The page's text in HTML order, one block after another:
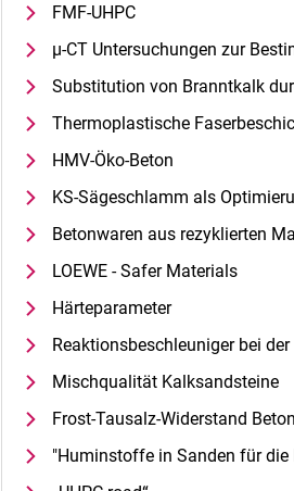
FMF-UHPC
µ-CT Untersuchungen zur
Substitution von Branntkalk
Thermoplastische
HMV-Öko-Beton
KS-Sägeschlamm als
Betonwaren aus rezyklierten
LOEWE - Safer Materials
Härteparameter
Reaktionsbeschleuniger bei
Mischqualität Kalksandsteine
Frost-Tausalz-Widerstand
"Huminstoffe in Sanden für